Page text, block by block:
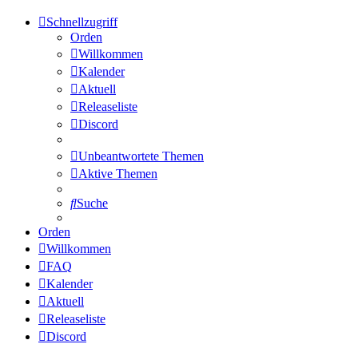
Schnellzugriff
Orden
Willkommen
Kalender
Aktuell
Releaseliste
Discord
Unbeantwortete Themen
Aktive Themen
Suche
Orden
Willkommen
FAQ
Kalender
Aktuell
Releaseliste
Discord